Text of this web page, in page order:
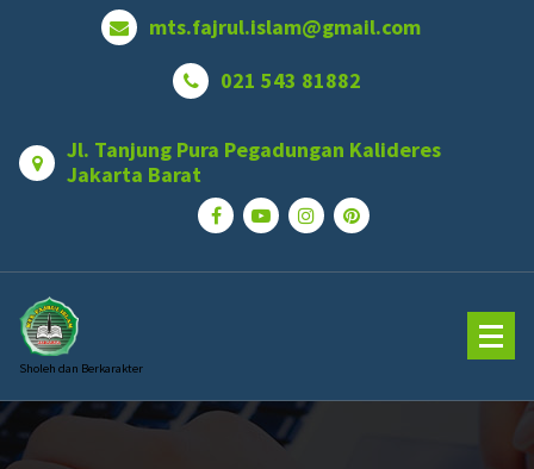
mts.fajrul.islam@gmail.com
021 543 81882
Jl. Tanjung Pura Pegadungan Kalideres
Jakarta Barat
Sholeh dan Berkarakter